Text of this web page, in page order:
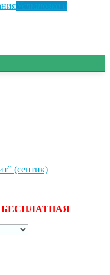
(септик)
БЕСПЛАТНАЯ